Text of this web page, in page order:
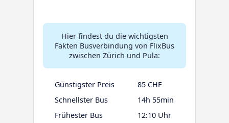
Hier findest du die wichtigsten
Fakten Busverbindung von FlixBus
zwischen Zürich und Pula:
Günstigster Preis
85 CHF
Schnellster Bus
14h 55min
Frühester Bus
12:10 Uhr